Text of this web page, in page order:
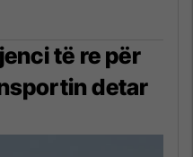
të re për
detar